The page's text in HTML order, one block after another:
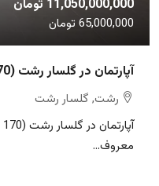
11,050,000,000 تومان
65,000,000 تومان
آپارتمان در گلسار رشت (170 متری)
رشت, گلسار رشت
معروف...